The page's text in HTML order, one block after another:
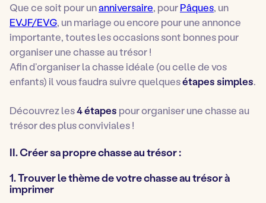
Que ce soit pour unanniversaire, pourPâques, un
EVJF/EVG, un mariage ou encore pour une annonce
importante, toutes les occasions sont bonnes pour
organiser une chasse au trésor !
Afin d’organiser la chasse idéale (ou celle de vos
enfants) il vous faudra suivre quelquesétapes simples.
Découvrez les4 étapes pour organiser une chasse au
trésor des plus conviviales !
II. Créer sa propre chasse au trésor :
1. Trouver le thème de votre chasse au trésor à
imprimer